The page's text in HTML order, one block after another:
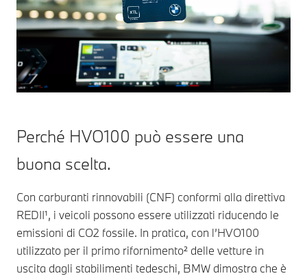
Perché HVO100 può essere una
buona scelta.
Con carburanti rinnovabili (CNF) conformi alla direttiva
REDII¹, i veicoli possono essere utilizzati riducendo le
emissioni di CO2 fossile. In pratica, con l’HVO100
utilizzato per il primo rifornimento² delle vetture in
uscita dagli stabilimenti tedeschi, BMW dimostra che è